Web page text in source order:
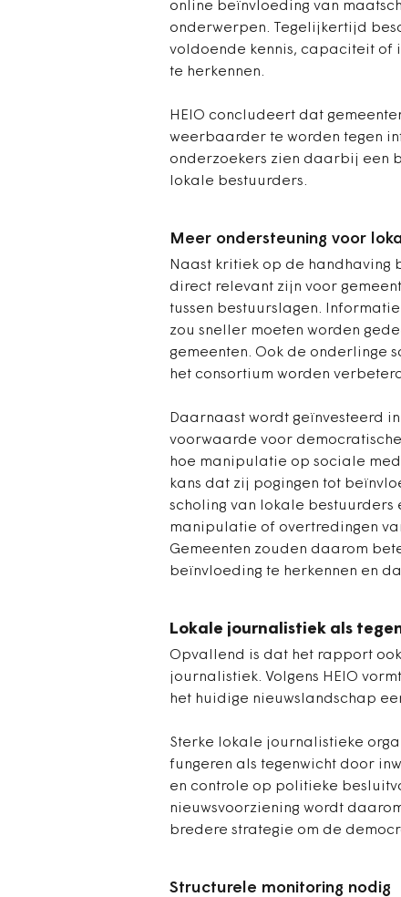
online beïnvloeding van
onderwerpen. Tegelijkertijd
voldoende kennis, capaciteit of
te herkennen.
HEIO concludeert dat
weerbaarder te worden tegen
onderzoekers zien daarbij een
lokale bestuurders.
Meer ondersteuning voor
Naast kritiek op de handhaving
direct relevant zijn voor
tussen bestuurslagen.
zou sneller moeten worden
gemeenten. Ook de onderlinge
het consortium worden
Daarnaast wordt geïnvesteerd
voorwaarde voor
hoe manipulatie op sociale
kans dat zij pogingen tot
scholing van lokale bestuurders
manipulatie of overtredingen
Gemeenten zouden daarom
beïnvloeding te herkennen en
Lokale journalistiek als
Opvallend is dat het rapport
journalistiek. Volgens HEIO
het huidige nieuwslandschap
Sterke lokale journalistieke
fungeren als tegenwicht door
en controle op politieke
nieuwsvoorziening wordt
bredere strategie om de
Structurele monitoring nodig